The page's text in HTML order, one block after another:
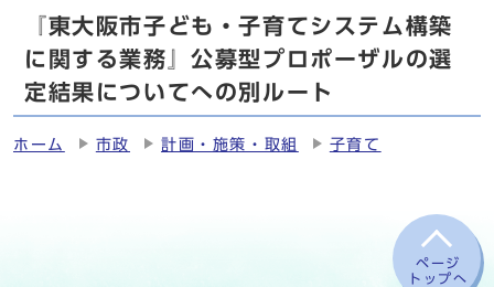
『東大阪市子ども・子育てシステム構築
に関する業務』公募型プロポーザルの選
定結果についてへの別ルート
ホーム 市政 計画・施策・取組 子育て
ページ
トップへ